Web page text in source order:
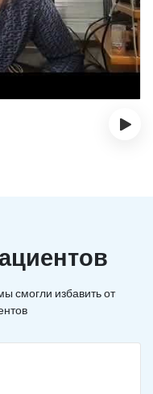
›
смогли избавить от